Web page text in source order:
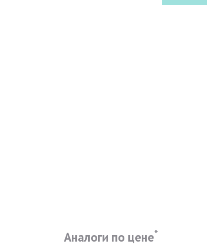
Аналоги по цене*